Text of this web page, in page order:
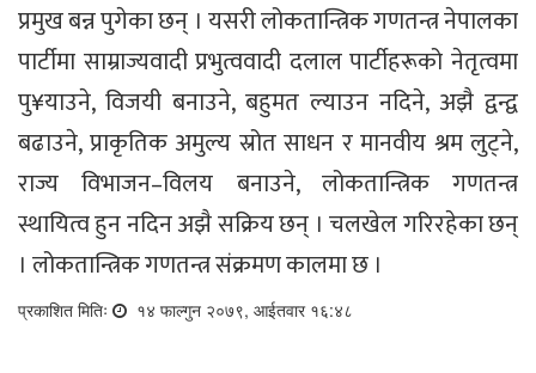
प्रमुख बन्न पुगेका छन् । यसरी लोकतान्त्रिक गणतन्त्र नेपालका
पार्टीमा साम्राज्यवादी प्रभुत्ववादी दलाल पार्टीहरूको नेतृत्वमा
पु¥याउने, विजयी बनाउने, बहुमत ल्याउन नदिने, अझै द्वन्द्व
बढाउने, प्राकृतिक अमुल्य स्रोत साधन र मानवीय श्रम लुट्ने,
राज्य विभाजन–विलय बनाउने, लोकतान्त्रिक गणतन्त्र
स्थायित्व हुन नदिन अझै सक्रिय छन् । चलखेल गरिरहेका छन्
। लोकतान्त्रिक गणतन्त्र संक्रमण कालमा छ ।
प्रकाशित मितिः १४ फाल्गुन २०७९, आईतवार १६:४८